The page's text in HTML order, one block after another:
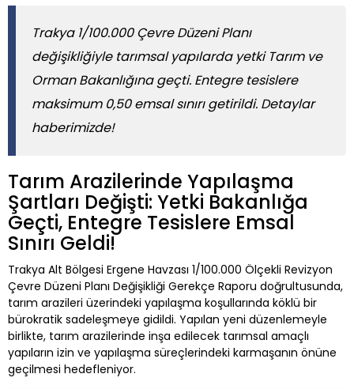
Trakya 1/100.000 Çevre Düzeni Planı
değişikliğiyle tarımsal yapılarda yetki Tarım ve
Orman Bakanlığına geçti. Entegre tesislere
maksimum 0,50 emsal sınırı getirildi. Detaylar
haberimizde!
Tarım Arazilerinde Yapılaşma
Şartları Değişti: Yetki Bakanlığa
Geçti, Entegre Tesislere Emsal
Sınırı Geldi!
Trakya Alt Bölgesi Ergene Havzası 1/100.000 Ölçekli Revizyon
Çevre Düzeni Planı Değişikliği Gerekçe Raporu doğrultusunda,
tarım arazileri üzerindeki yapılaşma koşullarında köklü bir
bürokratik sadeleşmeye gidildi. Yapılan yeni düzenlemeyle
birlikte, tarım arazilerinde inşa edilecek tarımsal amaçlı
yapıların izin ve yapılaşma süreçlerindeki karmaşanın önüne
geçilmesi hedefleniyor.